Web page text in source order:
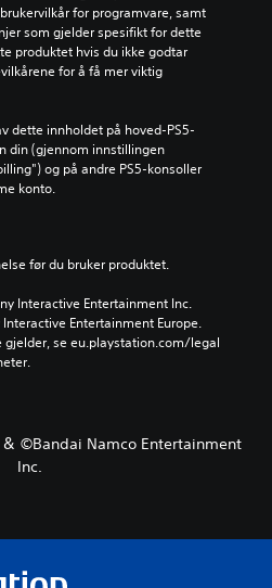
for programvare, samt
som gjelder spesifikt for dette
produktet hvis du ikke godtar
for å få mer viktig
dette innholdet på hoved-PS5-
din (gjennom innstillingen
og på andre PS5-konsoller
konto.
før du bruker produktet.
Interactive Entertainment Inc.
Entertainment Europe.
gjelder, se eu.playstation.com/legal
©Bandai Namco Entertainment
Inc.